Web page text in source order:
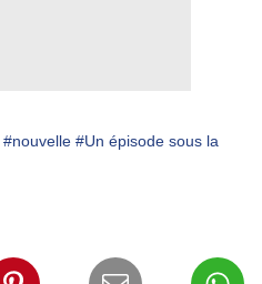
#nouvelle #Un épisode sous la